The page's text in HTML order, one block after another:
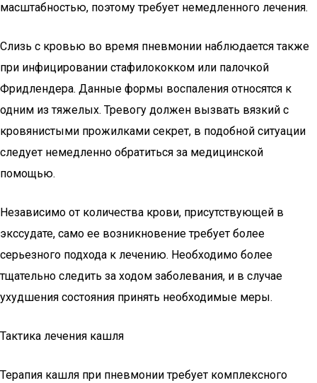
масштабностью, поэтому требует немедленного лечения.
Слизь с кровью во время пневмонии наблюдается также
при инфицировании стафилококком или палочкой
Фридлендера. Данные формы воспаления относятся к
одним из тяжелых. Тревогу должен вызвать вязкий с
кровянистыми прожилками секрет, в подобной ситуации
следует немедленно обратиться за медицинской
помощью.
Независимо от количества крови, присутствующей в
экссудате, само ее возникновение требует более
серьезного подхода к лечению. Необходимо более
тщательно следить за ходом заболевания, и в случае
ухудшения состояния принять необходимые меры.
Тактика лечения кашля
Терапия кашля при пневмонии требует комплексного